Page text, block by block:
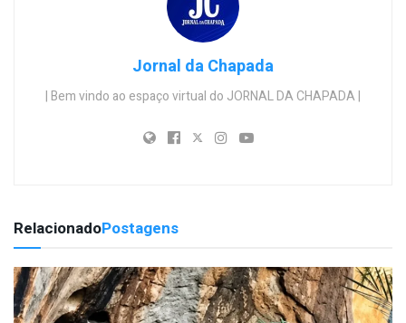
Jornal da Chapada
| Bem vindo ao espaço virtual do JORNAL DA CHAPADA |
RelacionadoPostagens